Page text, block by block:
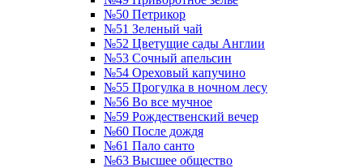
№50 Петрикор
№51 Зеленый чай
№52 Цветущие сады Англии
№53 Сочный апельсин
№54 Ореховый капучино
№55 Прогулка в ночном лесу
№56 Во все мучное
№59 Рождественский вечер
№60 После дождя
№61 Пало санто
№63 Высшее общество